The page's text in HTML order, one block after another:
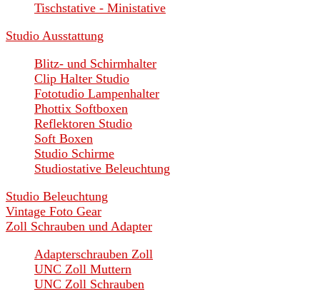
Tischstative - Ministative
Studio Ausstattung
Blitz- und Schirmhalter
Clip Halter Studio
Fototudio Lampenhalter
Phottix Softboxen
Reflektoren Studio
Soft Boxen
Studio Schirme
Studiostative Beleuchtung
Studio Beleuchtung
Vintage Foto Gear
Zoll Schrauben und Adapter
Adapterschrauben Zoll
UNC Zoll Muttern
UNC Zoll Schrauben